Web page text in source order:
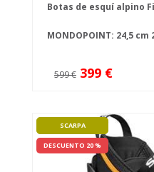
Botas de esquí alpino
MONDOPOINT: 24,5 cm
599 € 399 €
SCARPA
DESCUENTO 20 %